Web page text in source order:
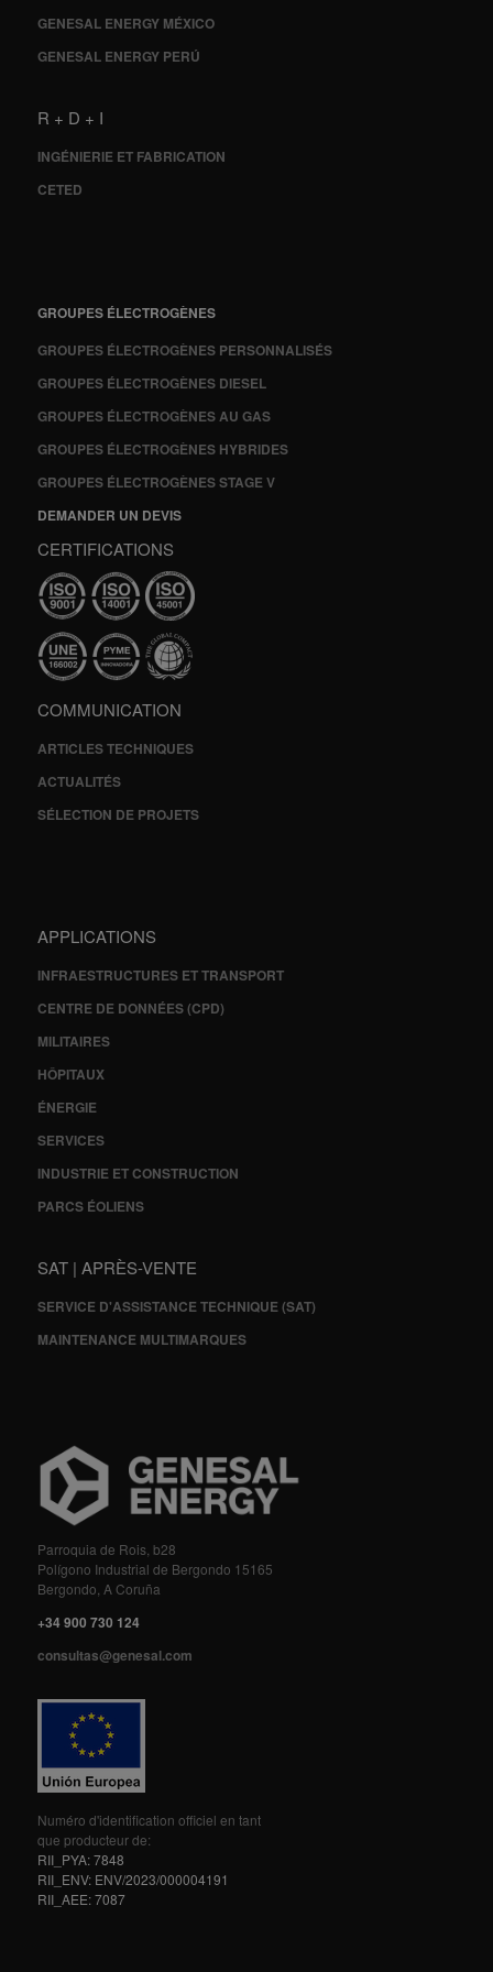
GENESAL ENERGY MÉXICO
GENESAL ENERGY PERÚ
R + D + I
INGÉNIERIE ET FABRICATION
CETED
GROUPES ÉLECTROGÈNES
GROUPES ÉLECTROGÈNES PERSONNALISÉS
GROUPES ÉLECTROGÈNES DIESEL
GROUPES ÉLECTROGÈNES AU GAS
GROUPES ÉLECTROGÈNES HYBRIDES
GROUPES ÉLECTROGÈNES STAGE V
DEMANDER UN DEVIS
CERTIFICATIONS
COMMUNICATION
ARTICLES TECHNIQUES
ACTUALITÉS
SÉLECTION DE PROJETS
APPLICATIONS
INFRAESTRUCTURES ET TRANSPORT
CENTRE DE DONNÉES (CPD)
MILITAIRES
HÔPITAUX
ÉNERGIE
SERVICES
INDUSTRIE ET CONSTRUCTION
PARCS ÉOLIENS
SAT | APRÈS-VENTE
SERVICE D'ASSISTANCE TECHNIQUE (SAT)
MAINTENANCE MULTIMARQUES
Parroquia de Rois, b28
Polígono Industrial de Bergondo 15165
Bergondo, A Coruña
+34 900 730 124
consultas@genesal.com
Numéro d'identification officiel en tant
que producteur de:
RII_PYA: 7848
RII_ENV: ENV/2023/000004191
RII_AEE: 7087